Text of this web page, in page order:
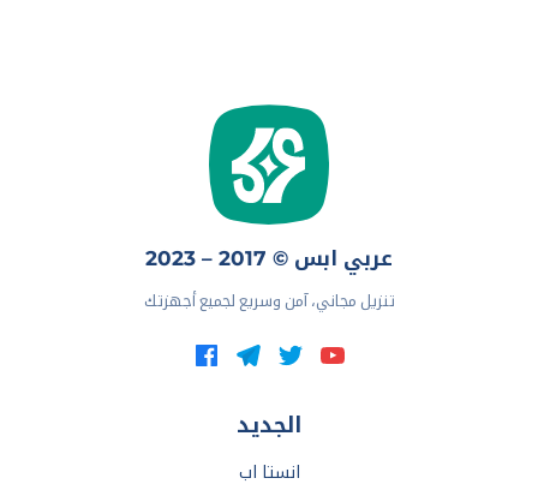
عربي ابس © 2017 – 2023
تنزيل مجاني، آمن وسريع لجميع أجهزتك
الجديد
انستا اب